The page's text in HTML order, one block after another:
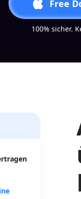
Free
100% sicher.